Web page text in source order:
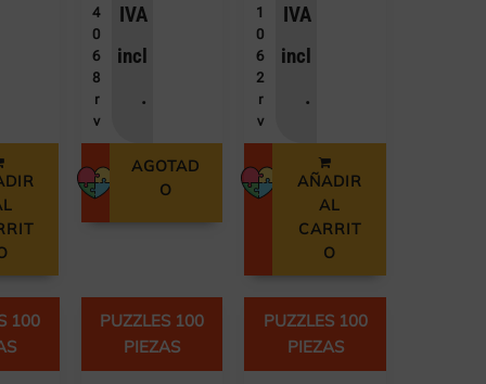
4
0
6
8
r
v
IVA
incl
.
AGOTAD
O
1
0
6
2
r
v
IVA
incl
.
AÑADIR
AL
CARRIT
O
100
PUZZLES 100
PIEZAS
PUZZLES 100
PIEZAS